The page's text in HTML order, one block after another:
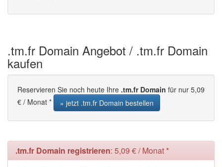
.tm.fr Domain Angebot / .tm.fr Domain
kaufen
Reservieren Sie noch heute Ihre .tm.fr Domain für nur 5,09
€ / Monat *
» jetzt .tm.fr Domain bestellen
.tm.fr Domain registrieren: 5,09 € / Monat *